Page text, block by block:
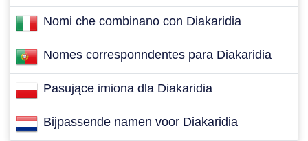
Nomi che combinano con Diakaridia
Nomes corresponndentes para Diakaridia
Pasujące imiona dla Diakaridia
Bijpassende namen voor Diakaridia